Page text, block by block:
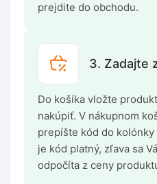
prejdite do obchodu.
3. Zadajte
Do košíka vložte
nakúpiť. V nákupnom
prepíšte kód do
je kód platný, zľava sa
odpočíta z ceny